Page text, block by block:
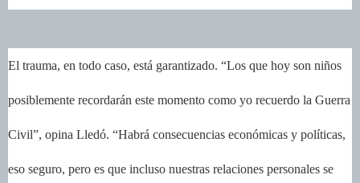
El trauma, en todo caso, está garantizado. “Los que hoy son niños
posiblemente recordarán este momento como yo recuerdo la Guerra
Civil”, opina Lledó. “Habrá consecuencias económicas y políticas,
eso seguro, pero es que incluso nuestras relaciones personales se